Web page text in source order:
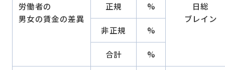
労働者の
男女の賃金の差異
正規 %
日総
ブレイン
非正規
%
合計 %